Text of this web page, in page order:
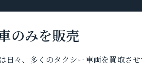
のみを販売
日々、多くのタクシー車両を買取さ